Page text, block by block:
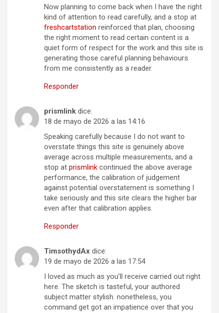
Now planning to come back when I have the right
kind of attention to read carefully, and a stop at
freshcartstation reinforced that plan, choosing
the right moment to read certain content is a
quiet form of respect for the work and this site is
generating those careful planning behaviours
from me consistently as a reader.
Responder
prismlink dice:
18 de mayo de 2026 a las 14:16
Speaking carefully because I do not want to
overstate things this site is genuinely above
average across multiple measurements, and a
stop at prismlink continued the above average
performance, the calibration of judgement
against potential overstatement is something I
take seriously and this site clears the higher bar
even after that calibration applies.
Responder
TimsothydAx dice:
19 de mayo de 2026 a las 17:54
I loved as much as you’ll receive carried out right
here. The sketch is tasteful, your authored
subject matter stylish. nonetheless, you
command get got an impatience over that you